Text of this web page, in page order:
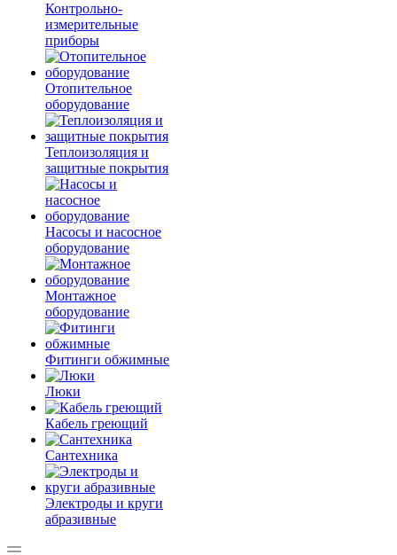
Контрольно-
измерительные
приборы
Отопительное
оборудование
Теплоизоляция и
защитные покрытия
Насосы и насосное
оборудование
Монтажное
оборудование
Фитинги обжимные
Люки
Кабель греющий
Сантехника
Электроды и круги
абразивные